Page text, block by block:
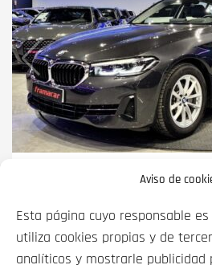
Aviso de
Esta página cuyo responsable es
utiliza cookies propias y de
analíticos y mostrarle publicidad
32 490€ desde